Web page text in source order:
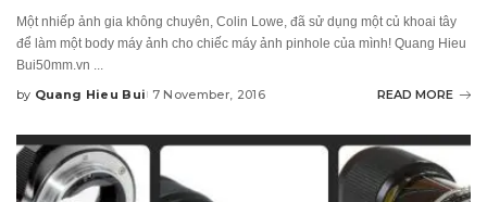
Một nhiếp ảnh gia không chuyên, Colin Lowe, đã sử dụng một củ khoai tây
để làm một body máy ảnh cho chiếc máy ảnh pinhole của mình! Quang Hieu
Bui50mm.vn ...
Posted
by Quang Hieu Bui 7 November, 2016 READ MORE